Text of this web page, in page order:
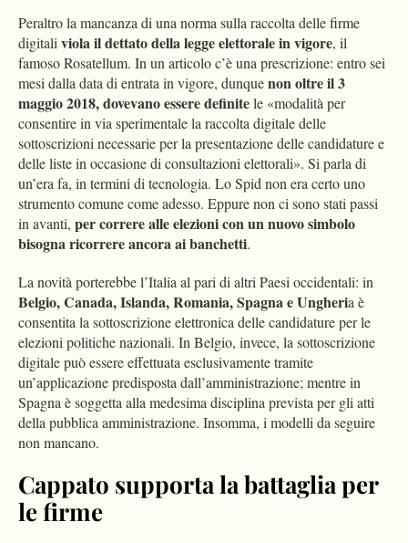
Peraltro la mancanza di una norma sulla raccolta delle firme
digitaliviola il dettato della legge elettorale in vigore, il
famoso Rosatellum. In un articolo c’è una prescrizione: entro sei
mesi dalla data di entrata in vigore, dunquenon oltre il 3
maggio 2018, dovevano essere definitele «modalità per
consentire in via sperimentale la raccolta digitale delle
sottoscrizioni necessarie per la presentazione delle candidature e
delle liste in occasione di consultazioni elettorali». Si parla di
un’era fa, in termini di tecnologia. Lo Spid non era certo uno
strumento comune come adesso. Eppure non ci sono stati passi
in avanti, per correre alle elezioni conun nuovo simbolo
bisogna ricorrere ancora ai banchetti.
La novità porterebbe l’Italia al pari di altri Paesi occidentali: in
Belgio, Canada, Islanda, Romania, Spagna e Ungheria è
consentita la sottoscrizione elettronica delle candidature per le
elezioni politiche nazionali. In Belgio, invece, la sottoscrizione
digitale può essere effettuata esclusivamente tramite
un’applicazione predisposta dall’amministrazione; mentre in
Spagna è soggetta alla medesima disciplina prevista per gli atti
della pubblica amministrazione. Insomma, i modelli da seguire
non mancano.
Cappato supporta la battaglia per
le firme